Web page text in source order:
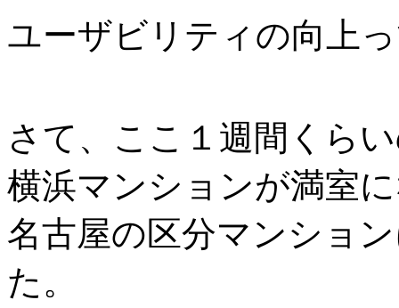
ユーザビリティの向上
さて、ここ１週間くら
横浜マンションが満室
名古屋の区分マンショ
た。